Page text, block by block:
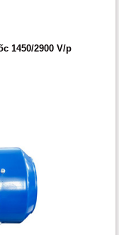
1450/2900 V/p